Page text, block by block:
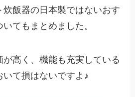
飯器の日本製ではないおす
てもまとめました。
が高く、機能も充実している
て損はないですよ♪